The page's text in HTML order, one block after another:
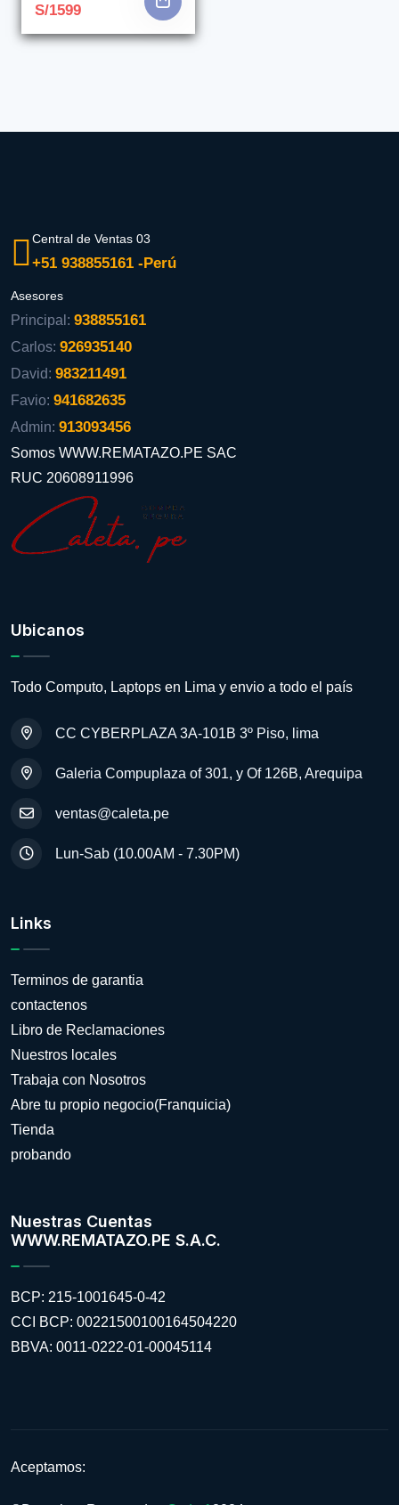
S/1599
Central de Ventas 03
+51 938855161 -Perú
Asesores
Principal: 938855161
Carlos: 926935140
David: 983211491
Favio: 941682635
Admin: 913093456
Somos WWW.REMATAZO.PE SAC
RUC 20608911996
Ubicanos
Todo Computo, Laptops en Lima y envio a todo el país
CC CYBERPLAZA 3A-101B 3º Piso, lima
Galeria Compuplaza of 301, y Of 126B, Arequipa
ventas@caleta.pe
Lun-Sab (10.00AM - 7.30PM)
Links
Terminos de garantia
contactenos
Libro de Reclamaciones
Nuestros locales
Trabaja con Nosotros
Abre tu propio negocio(Franquicia)
Tienda
probando
Nuestras Cuentas
WWW.REMATAZO.PE S.A.C.
BCP: 215-1001645-0-42
CCI BCP: 00221500100164504220
BBVA: 0011-0222-01-00045114
Aceptamos: